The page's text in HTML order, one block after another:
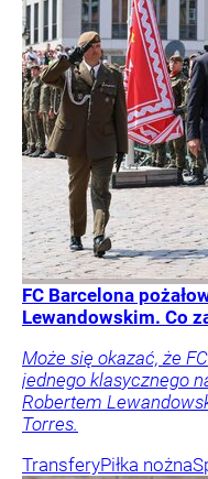
FC Barcelona
Lewandowskim. Co
Może się okazać, że
jednego klasycznego
Robertem
Torres.
TransferyPiłka nożna